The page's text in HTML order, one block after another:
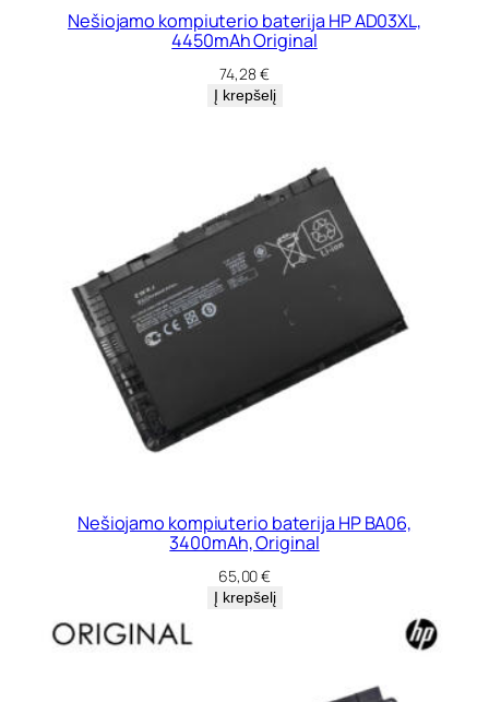
Nešiojamo kompiuterio baterija HP AD03XL,
4450mAh Original
74,28€
Į krepšelį
Nešiojamo kompiuterio baterija HP BA06,
3400mAh, Original
65,00€
Į krepšelį